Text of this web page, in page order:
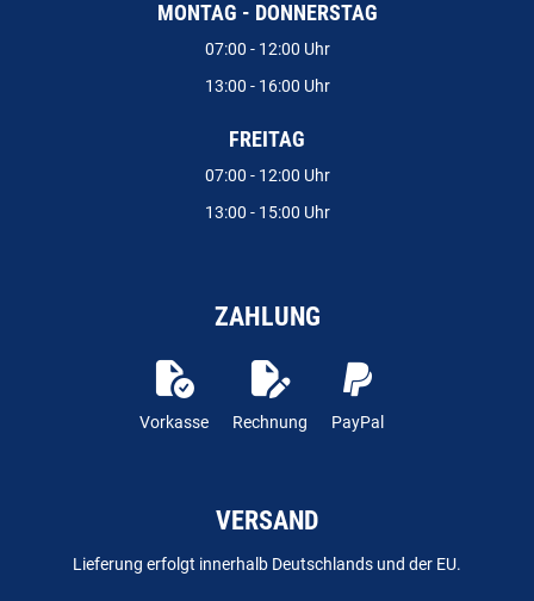
MONTAG - DONNERSTAG
07:00 - 12:00 Uhr
13:00 - 16:00 Uhr
FREITAG
07:00 - 12:00 Uhr
13:00 - 15:00 Uhr
ZAHLUNG
Vorkasse Rechnung PayPal
VERSAND
Lieferung erfolgt innerhalb Deutschlands und der EU.